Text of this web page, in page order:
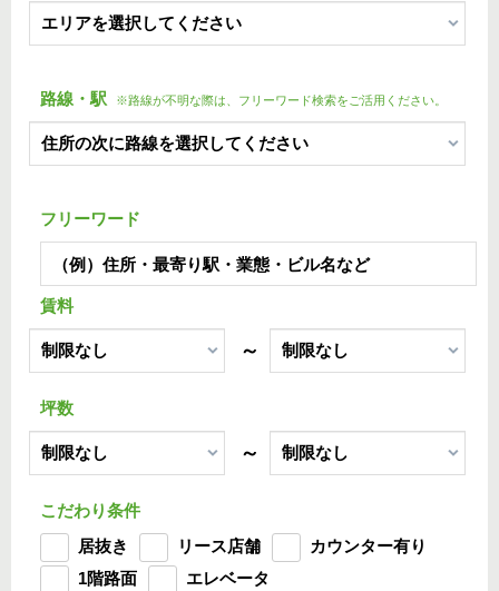
路線・駅 ※路線が不明な際は、フリーワード検索をご活用ください。
フリーワード
賃料
～
坪数
～
こだわり条件
居抜き
リース店舗
カウンター有り
1階路面
エレベータ